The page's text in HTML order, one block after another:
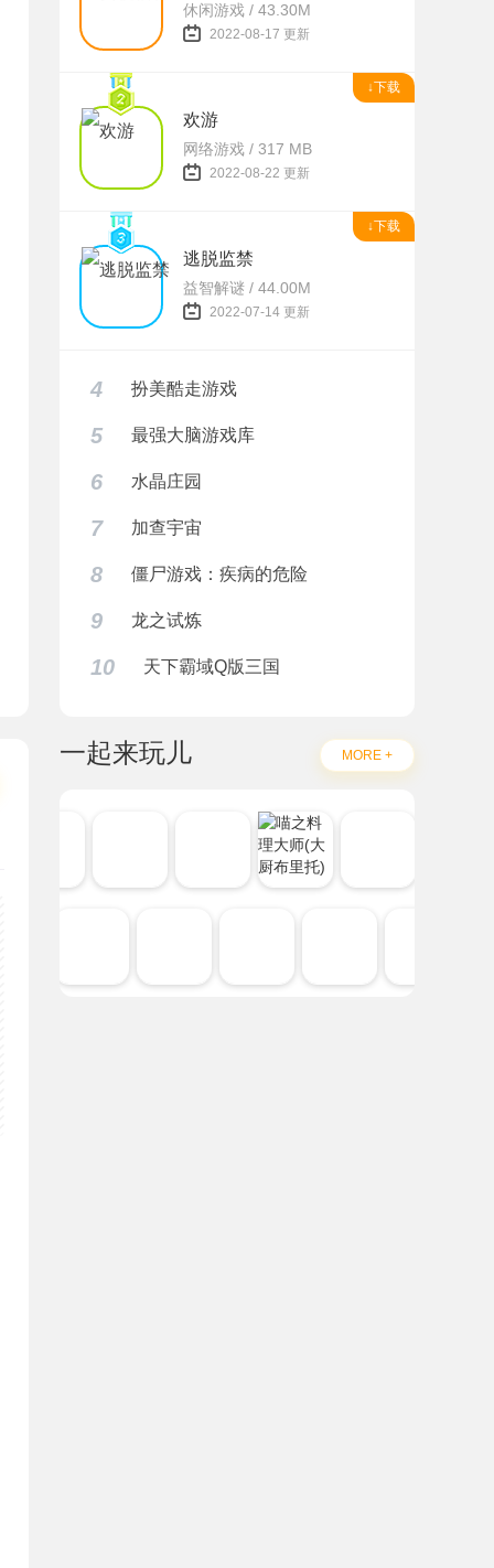
休闲游戏 / 43.30M
2022-08-17 更新
↓下载
欢游
网络游戏 / 317 MB
2022-08-22 更新
↓下载
逃脱监禁
益智解谜 / 44.00M
2022-07-14 更新
4 扮美酷走游戏
5 最强大脑游戏库
6 水晶庄园
7 加查宇宙
8 僵尸游戏：疾病的危险
9 龙之试炼
10 天下霸域Q版三国
一起来玩儿 MORE +